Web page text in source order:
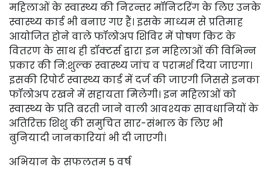
महिलाओं के स्वास्थ्य की निरन्तर मॉनिटरिंग के लिए उनके
स्वास्थ्य कार्ड भी बनाए गए हैं। इसके माध्यम से प्रतिमाह
आयोजित होने वाले फॉलोअप शिविर में पोषण किट के
वितरण के साथ ही डॉक्टर्स द्वारा इन महिलाओं की विभिन्न
प्रकार की नि:शुल्क स्वास्थ्य जांच व परामर्श दिया जाएगा।
इसकी रिपोर्ट स्वास्थ्य कार्ड में दर्ज की जाएगी जिससे इनका
फॉलोअप रखने में सहायता मिलेगी। इन महिलाओं को
स्वास्थ्य के प्रति बरती जाने वाली आवश्यक सावधानियों के
अतिरिक्त शिशु की समुचित सार-संभाल के लिए भी
बुनियादी जानकारियां भी दी जाएगी।
अभियान के सफलतम 5 वर्ष